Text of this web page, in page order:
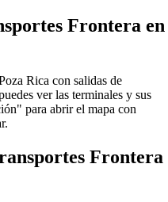
Frontera en
Rica con salidas de
ver las terminales y sus
para abrir el mapa con
Frontera